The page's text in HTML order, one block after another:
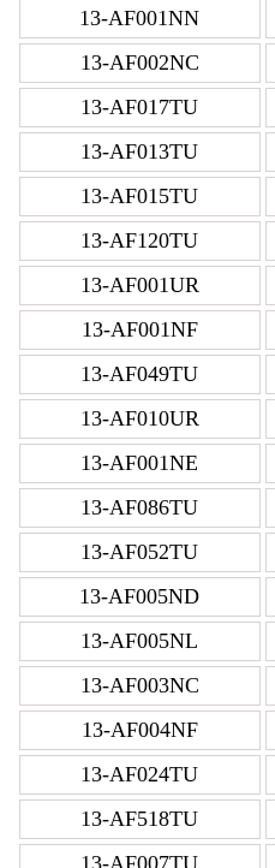
13-AF001NN
13-AF002NC
13-AF017TU
13-AF013TU
13-AF015TU
13-AF120TU
13-AF001UR
13-AF001NF
13-AF049TU
13-AF010UR
13-AF001NE
13-AF086TU
13-AF052TU
13-AF005ND
13-AF005NL
13-AF003NC
13-AF004NF
13-AF024TU
13-AF518TU
13-AF007TU